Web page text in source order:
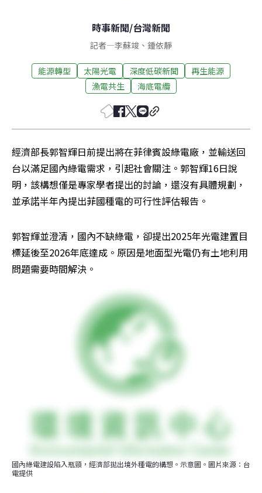
時事新聞/台灣新聞
記者—李蘇竣 、 鍾依靜
能源轉型 太陽光電 深度低碳新聞
再生能源
漁電共生
海底電纜
經濟部長郭智輝日前提出將在菲律賓設綠電廠，並輸送回
台以滿足國內綠電需求，引起社會關注。郭智輝16日說
明，該構想僅是專家學者提出的討論，還沒有具體規劃，
並承諾半年內提出菲國種電的可行性評估報告。
郭智輝並澄清，國內不缺綠電，卻提出2025年光電建置目
標延後至2026年底達成。原因是地面型光電仍有土地利用
問題需要時間解決。
國內綠電建設陷入瓶頸，經濟部拋出境外種電的構想。示意圖。圖片來源：台
電提供